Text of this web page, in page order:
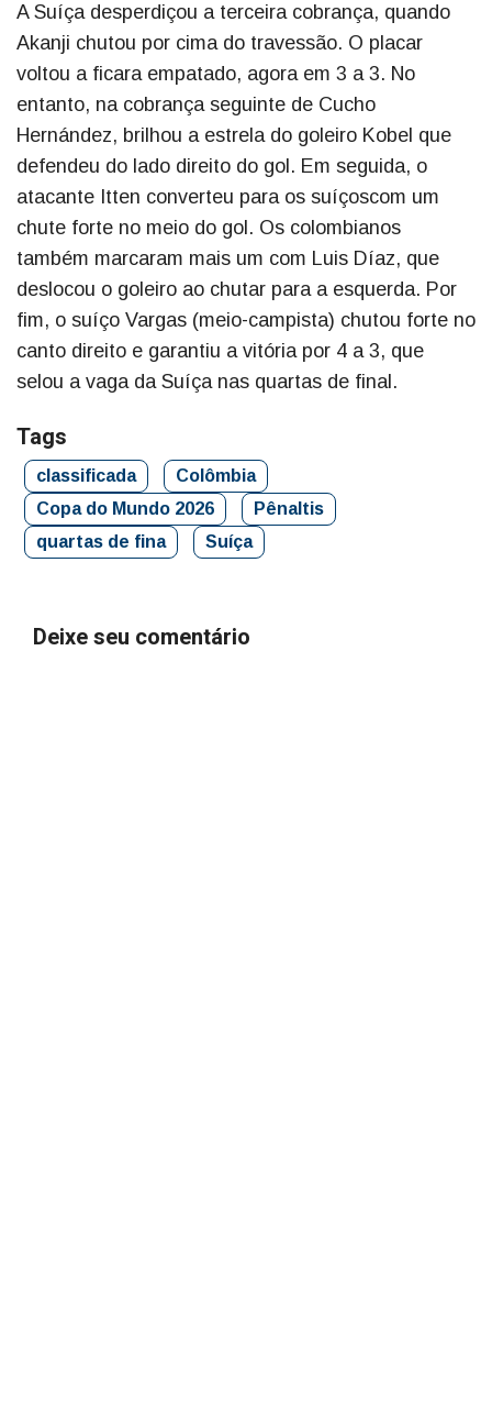
A Suíça desperdiçou a terceira cobrança, quando
Akanji chutou por cima do travessão. O placar
voltou a ficara empatado, agora em 3 a 3. No
entanto, na cobrança seguinte de Cucho
Hernández, brilhou a estrela do goleiro Kobel que
defendeu do lado direito do gol. Em seguida, o
atacante Itten converteu para os suíçoscom um
chute forte no meio do gol. Os colombianos
também marcaram mais um com Luis Díaz, que
deslocou o goleiro ao chutar para a esquerda. Por
fim, o suíço Vargas (meio-campista) chutou forte no
canto direito e garantiu a vitória por 4 a 3, que
selou a vaga da Suíça nas quartas de final.
Tags
classificada
Colômbia
Copa do Mundo 2026
Pênaltis
quartas de fina
Suíça
Deixe seu comentário